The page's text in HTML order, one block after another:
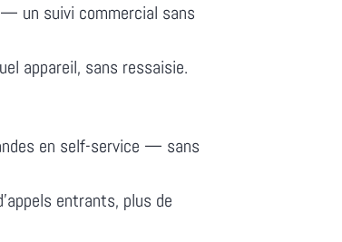
un suivi commercial sans
appareil, sans ressaisie.
en self-service — sans
entrants, plus de